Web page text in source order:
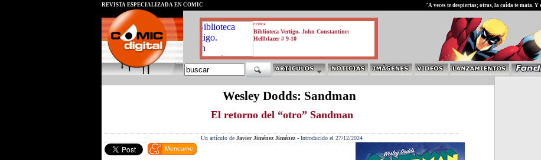
critica
Biblioteca Vertigo. John Constantine:
Hellblazer # 9-10
REVISTA ESPECIALIZADA EN CÓMIC "A veces te despiertas; otras, la caída te mata. Y
Wesley Dodds: Sandman
El retorno del “otro” Sandman
Un artículo de Javier Jiménez Jiménez- Introducido el 27/12/2024